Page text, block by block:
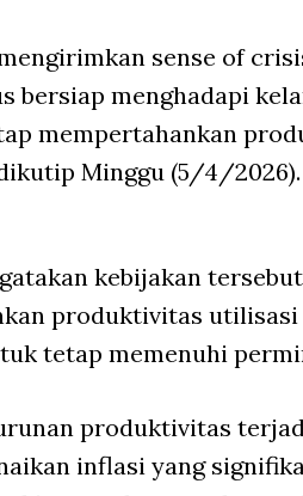
sense of
bersiap menghadapi
mempertahankan
Minggu (5/4/2026).
kebijakan
produktivitas
tetap memenuhi
produktivitas
inflasi yang